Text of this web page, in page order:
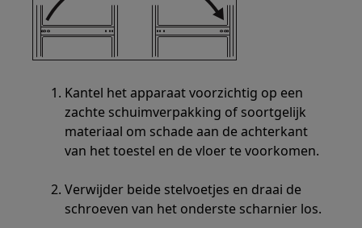
Kantel het apparaat voorzichtig op een
zachte schuimverpakking of soortgelijk
materiaal om schade aan de achterkant
van het toestel en de vloer te voorkomen.
Verwijder beide stelvoetjes en draai de
schroeven van het onderste scharnier los.